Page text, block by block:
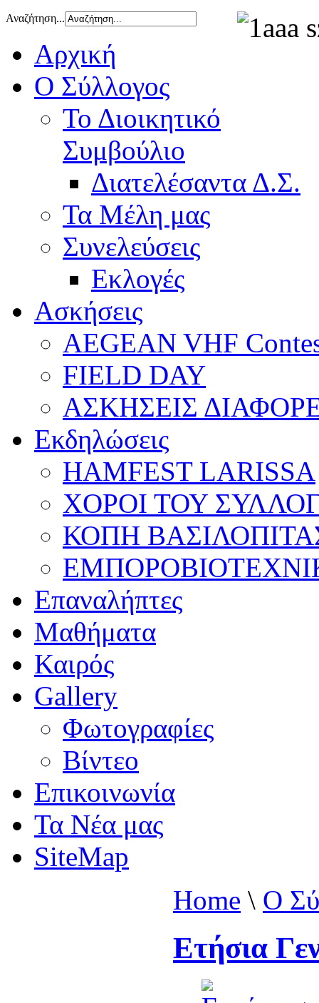
Αναζήτηση...
Αρχική
Ο Σύλλογος
Το Διοικητικό
Συμβούλιο
Διατελέσαντα Δ.Σ.
Τα Μέλη μας
Συνελεύσεις
Εκλογές
Ασκήσεις
AEGEAN VHF
FIELD DAY
ΑΣΚΗΣΕΙΣ
Εκδηλώσεις
HAMFEST LARISSA
ΧΟΡΟΙ ΤΟΥ
ΚΟΠΗ
Επαναλήπτες
Μαθήματα
Καιρός
Gallery
Φωτογραφίες
Βίντεο
Επικοινωνία
Τα Νέα μας
SiteMap
Home \ Ο
Ετήσια